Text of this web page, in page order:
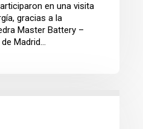
en una visita
gracias a la
Master Battery –
Madrid...